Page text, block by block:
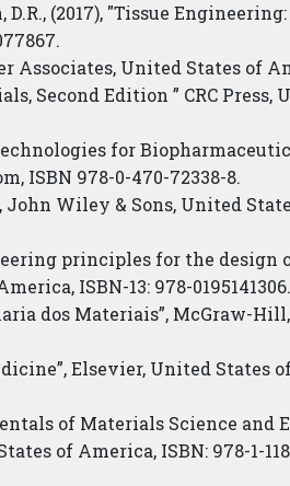
D.R., (2017), "Tissue
Associates, United States of
Second Edition ” CRC
for
ISBN 978-0-470-72338-8.
John Wiley & Sons, United
principles for the design
ISBN-13: 978-0195141306.
dos Materiais”, McGraw-
Elsevier, United States
of Materials Science
of America, ISBN: 978-1-